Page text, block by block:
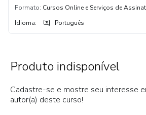
Formato: Cursos Online e Serviços de
Idioma: Português
Produto indisponível
Cadastre-se e mostre seu interesse
autor(a) deste curso!